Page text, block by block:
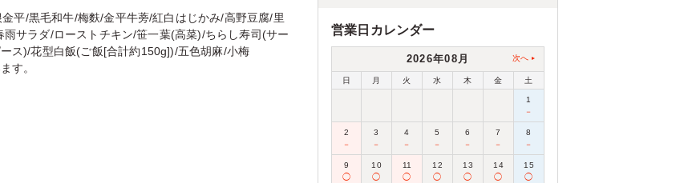
平/黒毛和牛/梅麩/金平牛蒡/紅白はじかみ/高野豆腐/里
サラダ/ローストチキン/笹一葉(高菜)/ちらし寿司(サー
ス)/花型白飯(ご飯[合計約150g])/五色胡麻/小梅
す。
営業日カレンダー
2026年08月 次へ
日 月 火 水 木 金 土
1
－
2
－
3
－
4
－
5
－
6
－
7
－
8
－
9
◯
10
◯
11
◯
12
◯
13
◯
14
◯
15
◯